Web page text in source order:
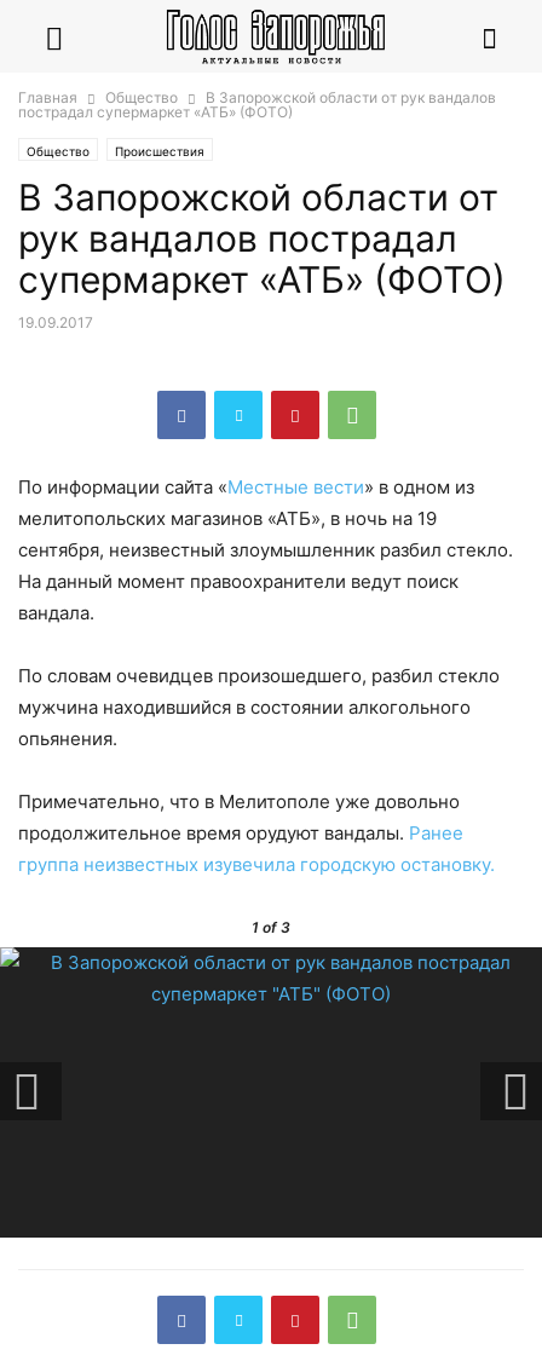
Главная Общество
В Запорожской области от рук вандалов
пострадал супермаркет «АТБ» (ФОТО)
Общество Происшествия
В Запорожской области от
рук вандалов пострадал
супермаркет «АТБ» (ФОТО)
19.09.2017
По информации сайта «Местные вести» в одном из
мелитопольских магазинов «АТБ», в ночь на 19
сентября, неизвестный злоумышленник разбил стекло.
На данный момент правоохранители ведут поиск
вандала.
По словам очевидцев произошедшего, разбил стекло
мужчина находившийся в состоянии алкогольного
опьянения.
Примечательно, что в Мелитополе уже довольно
продолжительное время орудуют вандалы. Ранее
группа неизвестных изувечила городскую остановку.
1 of 3